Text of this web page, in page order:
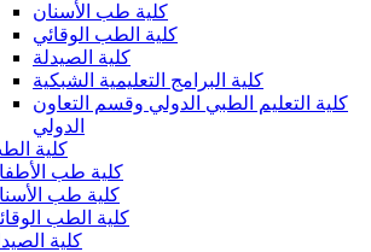
كلية طب الأسنان
كلية الطب الوقائي
كلية الصيدلة
كلية البرامج التعليمية الشبكية
كلية التعليم الطبي الدولي وقسم التعاون
الدولي
كلية
كلية طب
كلية طب
كلية الطب
كلية